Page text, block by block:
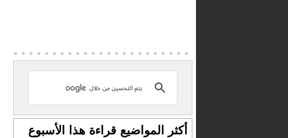
أكثر المواضيع قراءة هذا الأسبوع